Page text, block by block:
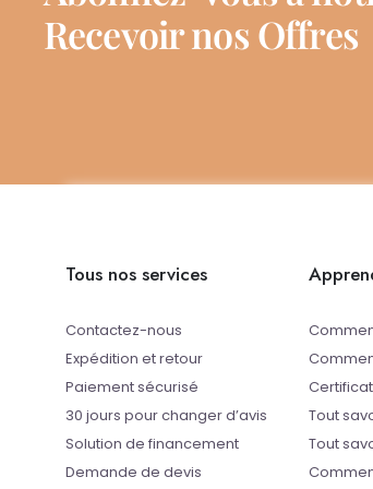
Recevoir nos Offres
Tous nos services
Contactez-nous
Expédition et retour
Paiement sécurisé
30 jours pour changer d’avis
Solution de financement
Demande de devis
Tout
Tout